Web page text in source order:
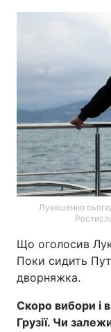
Лукашенко
Що оголосив
Поки сидить
дворняжка.
Скоро вибори і
Грузії. Чи